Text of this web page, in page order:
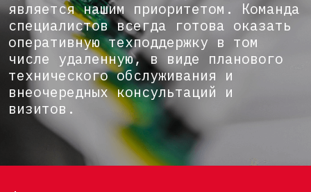
является нашим приоритетом. Команда
специалистов всегда готова оказать
оперативную техподдержку в том
числе удаленную, в виде планового
технического обслуживания и
внеочередных консультаций и
визитов.